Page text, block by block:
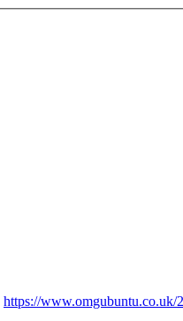
https://www.omgubuntu.co.uk/